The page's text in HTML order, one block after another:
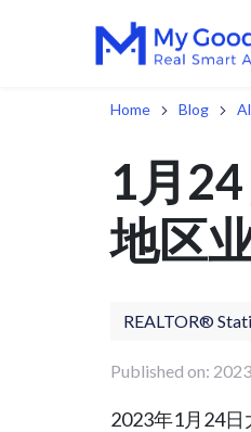
Home Blog
1月
地区
REALTOR®
Published on:
2023年1月24